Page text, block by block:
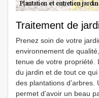
Traitement de
Prenez soin de votre
environnement de
tenue de votre propriété.
du jardin et de tout ce
des plantations
permet d’avoir un beau